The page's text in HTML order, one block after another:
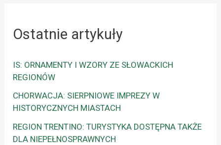
Ostatnie artykuły
IS: ORNAMENTY I WZORY ZE SŁOWACKICH
REGIONÓW
CHORWACJA: SIERPNIOWE IMPREZY W
HISTORYCZNYCH MIASTACH
REGION TRENTINO: TURYSTYKA DOSTĘPNA TAKŻE
DLA NIEPEŁNOSPRAWNYCH